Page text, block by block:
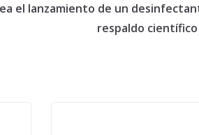
el lanzamiento de un
respaldo